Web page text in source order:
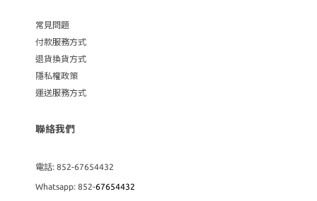
常見問題
付款服務方式
退貨換貨方式
隱私權政策
運送服務方式
聯絡我們
電話: 852-67654432
Whatsapp: 852-67654432